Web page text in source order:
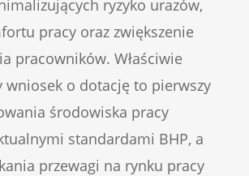
ryzyko urazów,
pracy oraz zwiększenie
pracowników. Właściwie
wniosek o dotację to pierwszy
środowiska pracy
standardami BHP, a
przewagi na rynku pracy